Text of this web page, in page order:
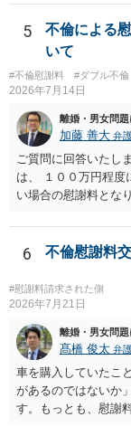
可能性もあるかと思
5
不倫による
いて
#不倫慰謝料 #ダブル不倫
2026年7月14日
離婚・男女問
加藤 善大 弁
ご質問に回答いたし
は、 １００万円程度
い場合の慰謝料とな
半額程度の支払を求
を放棄する場合の
とが多いです。 （
を放棄してもらうメ
る可能性について、
最後に、ご依頼にな
り異なりますので、
る回答は以上ですが
近くの弁護士に直接
めることをおすすめ
す。
6 不倫慰謝料
#慰謝料請求された側
2026年7月21日
離婚・男女問
髙橋 俊太 弁
車を購入していたこ
があるのではないか
す。もっとも、慰謝